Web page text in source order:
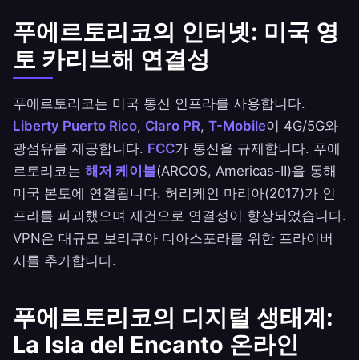
푸에르토리코의 인터넷: 미국 영
토 카리브해 연결성
푸에르토리코는 미국 통신 인프라를 사용합니다.
Liberty Puerto Rico, Claro PR, T-Mobile이 4G/5G와
광섬유를 제공합니다. FCC가 통신을 규제합니다. 푸에
르토리코는 해저 케이블(ARCOS, Americas-II)을 통해
미국 본토에 연결됩니다. 허리케인 마리아(2017)가 인
프라를 파괴했으며 재건으로 연결성이 향상되었습니다.
VPN은 대규모 보리쿠아 디아스포라를 위한 프라이버
시를 추가합니다.
푸에르토리코의 디지털 생태계:
La Isla del Encanto 온라인